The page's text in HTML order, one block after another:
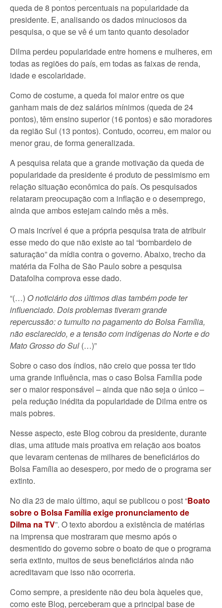
queda de 8 pontos percentuais na popularidade da
presidente. E, analisando os dados minuciosos da
pesquisa, o que se vê é um tanto quanto desolador
Dilma perdeu popularidade entre homens e mulheres, em
todas as regiões do país, em todas as faixas de renda,
idade e escolaridade.
Como de costume, a queda foi maior entre os que
ganham mais de dez salários mínimos (queda de 24
pontos), têm ensino superior (16 pontos) e são moradores
da região Sul (13 pontos). Contudo, ocorreu, em maior ou
menor grau, de forma generalizada.
A pesquisa relata que a grande motivação da queda de
popularidade da presidente é produto de pessimismo em
relação situação econômica do país. Os pesquisados
relataram preocupação com a inflação e o desemprego,
ainda que ambos estejam caindo mês a mês.
O mais incrível é que a própria pesquisa trata de atribuir
esse medo do que não existe ao tal “bombardeio de
saturação” da mídia contra o governo. Abaixo, trecho da
matéria da Folha de São Paulo sobre a pesquisa
Datafolha comprova esse dado.
“(…) O noticiário dos últimos dias também pode ter
influenciado. Dois problemas tiveram grande
repercussão: o tumulto no pagamento do Bolsa Família,
não esclarecido, e a tensão com indígenas do Norte e do
Mato Grosso do Sul (…)”
Sobre o caso dos índios, não creio que possa ter tido
uma grande influência, mas o caso Bolsa Família pode
ser o maior responsável – ainda que não seja o único –
pela redução inédita da popularidade de Dilma entre os
mais pobres.
Nesse aspecto, este Blog cobrou da presidente, durante
dias, uma atitude mais proativa em relação aos boatos
que levaram centenas de milhares de beneficiários do
Bolsa Família ao desespero, por medo de o programa ser
extinto.
No dia 23 de maio último, aqui se publicou o post “Boato
sobre o Bolsa Família exige pronunciamento de
Dilma na TV”. O texto abordou a existência de matérias
na imprensa que mostraram que mesmo após o
desmentido do governo sobre o boato de que o programa
seria extinto, muitos de seus beneficiários ainda não
acreditavam que isso não ocorreria.
Como sempre, a presidente não deu bola àqueles que,
como este Blog, perceberam que a principal base de